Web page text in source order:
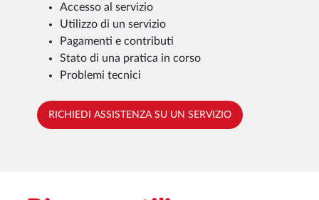
Accesso al servizio
Utilizzo di un servizio
Pagamenti e contributi
Stato di una pratica in corso
Problemi tecnici
RICHIEDI ASSISTENZA SU UN SERVIZIO